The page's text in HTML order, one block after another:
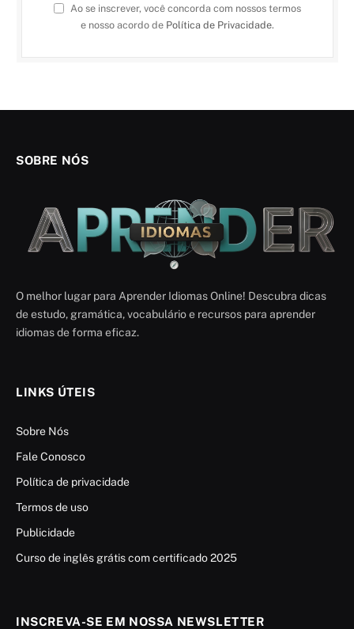
Ao se inscrever, você concorda com nossos termos
e nosso acordo de Política de Privacidade.
SOBRE NÓS
O melhor lugar para Aprender Idiomas Online! Descubra dicas
de estudo, gramática, vocabulário e recursos para aprender
idiomas de forma eficaz.
LINKS ÚTEIS
Sobre Nós
Fale Conosco
Política de privacidade
Termos de uso
Publicidade
Curso de inglês grátis com certificado 2025
INSCREVA-SE EM NOSSA NEWSLETTER